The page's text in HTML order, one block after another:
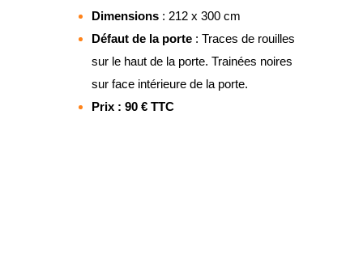
Dimensions: 212 x 300 cm
Défaut de la porte: Traces de rouilles
sur le haut de la porte. Trainées noires
sur face intérieure de la porte.
Prix : 90 € TTC